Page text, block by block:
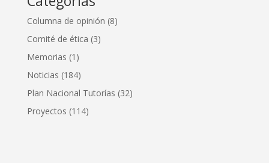
Columna de opinión (8)
Comité de ética (3)
Memorias (1)
Noticias (184)
Plan Nacional Tutorías (32)
Proyectos (114)